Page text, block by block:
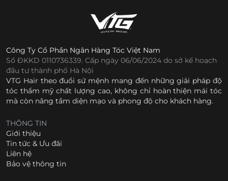
Công Ty Cổ Phần Ngân Hàng Tóc Việt Nam
Số ĐKKD 0110736339. Cấp ngày 06/06/2024 do sở kế hoạch
đầu tư thành phố Hà Nội
VTG Hair theo đuổi sứ mệnh mang đến những giải pháp độ
tóc thẩm mỹ chất lượng cao, không chỉ hoàn thiện mái tóc
mà còn nâng tầm diện mạo và phong độ cho khách hàng.
THÔNG TIN
Giới thiệu
Tin tức & Ưu đãi
Liên hệ
Bảo vệ thông tin